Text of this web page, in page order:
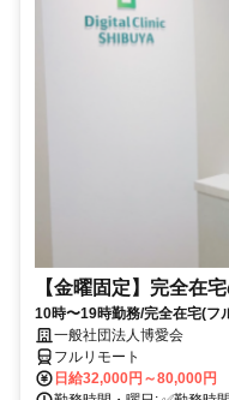
【金曜固定】完全在
10時〜19時勤務/完全在宅(フ
業務一般社団法人博愛会
フルリモート
日給32,000円～80,000円